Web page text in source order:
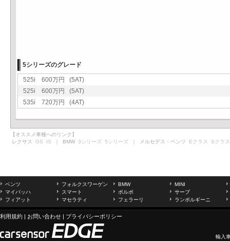
5シリーズのグレード
525i 600万円 (5AT)
525i 600万円 (5AT)
535i 720万円 (4AT)
【オススメ車種へのリンク】
レクサス GS IS ｜ BMW 3シリーズ 5シリーズ ｜ メルセデス・ベンツ Eクラス Sクラス
ベンツ フォルクスワーゲン BMW
MINI
マイバッハ
スマート ボルボ
サーブ
フィアット
マセラティ フェラーリ ランボルギーニ
利用規約 | お問い合わせ | プライバシーポリシー
輸入